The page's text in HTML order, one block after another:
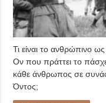
Τι είναι το ανθρώπινο
Ον που πράττει το
κάθε άνθρωπος σε
Όντος;